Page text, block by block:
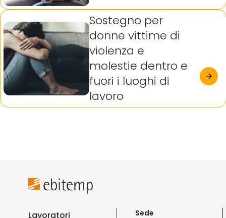
Sostegno per
donne vittime di
violenza e
molestie dentro e
fuori i luoghi di
lavoro
Lavoratori
Sede